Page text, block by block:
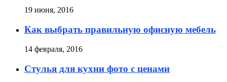
19 июня, 2016
Как выбрать правильную офисную мебель
14 февраля, 2016
Стулья для кухни фото с ценами